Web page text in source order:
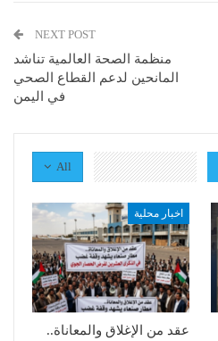
NEXT POST
منظمة الصحة العالمية تناشد
المانحين لدعم القطاع الصحي
في اليمن
All
اخبار محلية
عقد من الإغلاق والمعاناة..